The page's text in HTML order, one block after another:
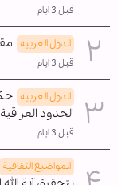
قبل 3 ايام
الدول العربیه
قبل 3 ايام
الدول العربیه
الحدود
قبل 3 ايام
المواضیع الثقافية